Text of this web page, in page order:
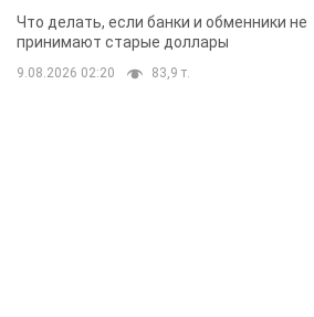
банки такие купюры
Что делать, если банки и обменники не
принимают старые доллары
9.08.2026 02:20 83,9 т.